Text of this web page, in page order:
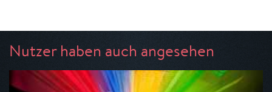
Nutzer haben auch angesehen